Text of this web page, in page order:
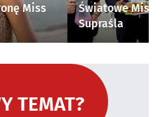
Miss
Światowe
Supraśla
TEMAT?